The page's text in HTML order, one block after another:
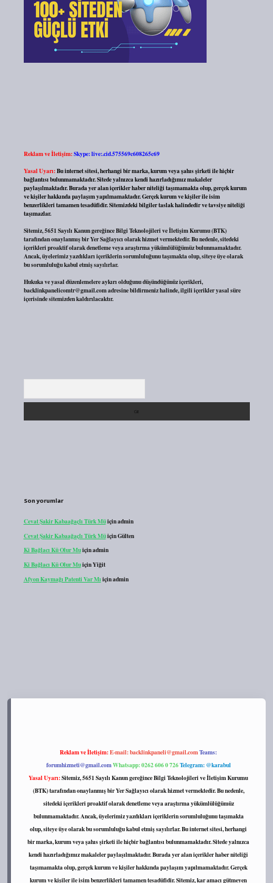
Reklam ve İletişim:Skype: live:.cid.575569c608265c69
Yasal Uyarı:Bu internet sitesi, herhangi bir marka, kurum veya şahıs şirketi ile hiçbir
bağlantısı bulunmamaktadır. Sitede yalnızca kendi hazırladığımız makaleler
paylaşılmaktadır. Burada yer alan içerikler haber niteliği taşımamakta olup, gerçek kurum
ve kişiler hakkında paylaşım yapılmamaktadır. Gerçek kurum ve kişiler ile isim
benzerlikleri tamamen tesadüfidir. Sitemizdeki bilgiler taslak halindedir ve tavsiye niteliği
taşımazlar.
Sitemiz, 5651 Sayılı Kanun gereğince Bilgi Teknolojileri ve İletişim Kurumu (BTK)
tarafından onaylanmış bir Yer Sağlayıcı olarak hizmet vermektedir. Bu nedenle, sitedeki
içerikleri proaktif olarak denetleme veya araştırma yükümlülüğümüz bulunmamaktadır.
Ancak, üyelerimiz yazdıkları içeriklerin sorumluluğunu taşımakta olup, siteye üye olarak
bu sorumluluğu kabul etmiş sayılırlar.
Hukuka ve yasal düzenlemelere aykırı olduğunu düşündüğünüz içerikleri,
backlinkpanelicomtr@gmail.comadresine bildirmeniz halinde, ilgili içerikler yasal süre
içerisinde sitemizden kaldırılacaktır.
Son yorumlar
Cevat Şakir Kabaağaçlı Türk Müiçinadmin
Cevat Şakir Kabaağaçlı Türk MüiçinGülten
Ki Bağlacı Kü Olur Muiçinadmin
Ki Bağlacı Kü Olur MuiçinYiğit
Afyon Kaymağı Patenti Var Mı içinadmin
Reklam ve İletişim:E-mail:backlinkpaneli@gmail.comTeams:
forumhizmeti@gmail.comWhatsapp: 0262 606 0 726Telegram: @karabul
Yasal Uyarı:Sitemiz, 5651 Sayılı Kanun gereğince Bilgi Teknolojileri ve İletişim Kurumu
(BTK) tarafından onaylanmış bir Yer Sağlayıcı olarak hizmet vermektedir. Bu nedenle,
sitedeki içerikleri proaktif olarak denetleme veya araştırma yükümlülüğümüz
bulunmamaktadır. Ancak, üyelerimiz yazdıkları içeriklerin sorumluluğunu taşımakta
olup, siteye üye olarak bu sorumluluğu kabul etmiş sayılırlar. Bu internet sitesi, herhangi
bir marka, kurum veya şahıs şirketi ile hiçbir bağlantısı bulunmamaktadır. Sitede yalnızca
kendi hazırladığımız makaleler paylaşılmaktadır. Burada yer alan içerikler haber niteliği
taşımamakta olup, gerçek kurum ve kişiler hakkında paylaşım yapılmamaktadır. Gerçek
kurum ve kişiler ile isim benzerlikleri tamamen tesadüfidir. Sitemiz, kar amacı gütmeyen